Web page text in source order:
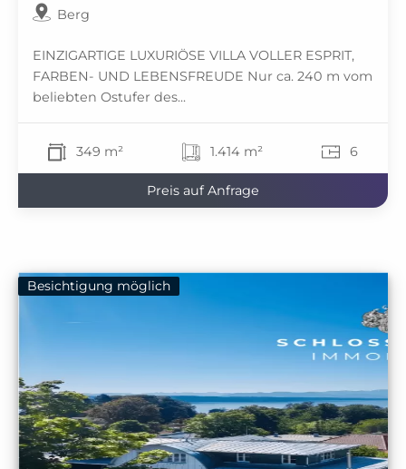
Berg
EINZIGARTIGE LUXURIÖSE VILLA VOLLER ESPRIT,
FARBEN- UND LEBENSFREUDE Nur ca. 240 m vom
beliebten Ostufer des...
349 m² 1.414 m² 6
Preis auf Anfrage
Besichtigung möglich